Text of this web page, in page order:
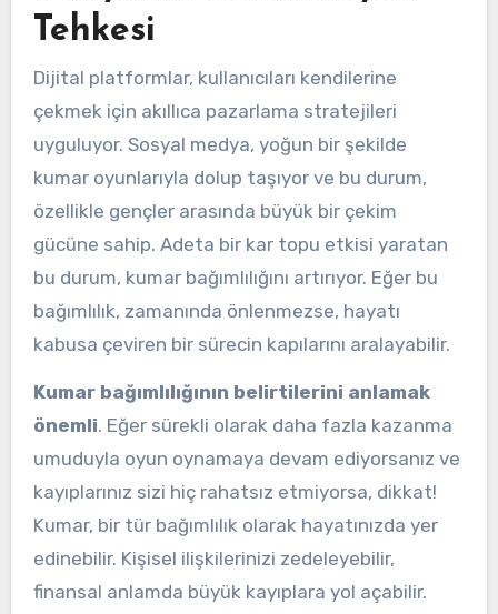
Tehkesi
Dijital platformlar, kullanıcıları kendilerine
çekmek için akıllıca pazarlama stratejileri
uyguluyor. Sosyal medya, yoğun bir şekilde
kumar oyunlarıyla dolup taşıyor ve bu durum,
özellikle gençler arasında büyük bir çekim
gücüne sahip. Adeta bir kar topu etkisi yaratan
bu durum, kumar bağımlılığını artırıyor. Eğer bu
bağımlılık, zamanında önlenmezse, hayatı
kabusa çeviren bir sürecin kapılarını aralayabilir.
Kumar bağımlılığının belirtilerini anlamak
önemli. Eğer sürekli olarak daha fazla kazanma
umuduyla oyun oynamaya devam ediyorsanız ve
kayıplarınız sizi hiç rahatsız etmiyorsa, dikkat!
Kumar, bir tür bağımlılık olarak hayatınızda yer
edinebilir. Kişisel ilişkilerinizi zedeleyebilir,
finansal anlamda büyük kayıplara yol açabilir.